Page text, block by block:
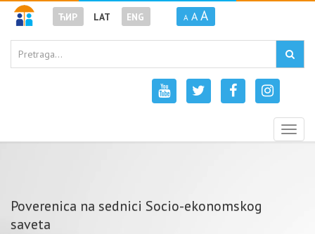
ЋИР LAT ENG A A A
Poverenica na sednici Socio-ekonomskog
saveta